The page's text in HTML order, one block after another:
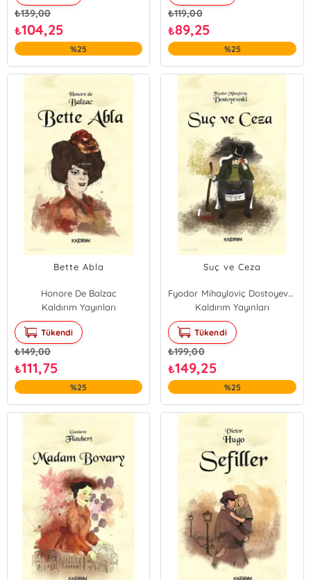
₺139,00
₺104,25
%25
₺119,00
₺89,25
%25
Bette Abla
Honore De Balzac
Kaldırım Yayınları
Tükendi
₺149,00
₺111,75
%25
Suç ve Ceza
Fyodor Mihayloviç Dostoyevski
Kaldırım Yayınları
Tükendi
₺199,00
₺149,25
%25